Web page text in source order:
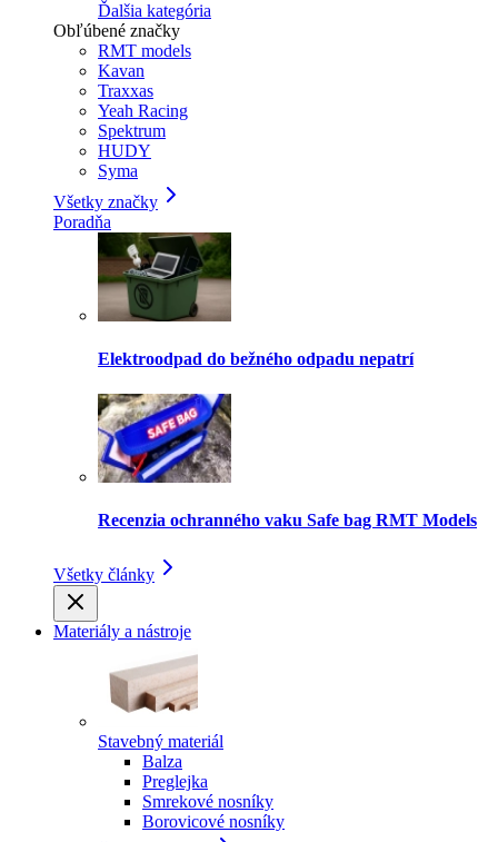
Ďalšia kategória
Obľúbené značky
RMT models
Kavan
Traxxas
Yeah Racing
Spektrum
HUDY
Syma
Všetky značky
Poradňa
Elektroodpad do bežného odpadu nepatrí
Recenzia ochranného vaku Safe bag RMT Models
Všetky články
Materiály a nástroje
Stavebný materiál
Balza
Preglejka
Smrekové nosníky
Borovicové nosníky